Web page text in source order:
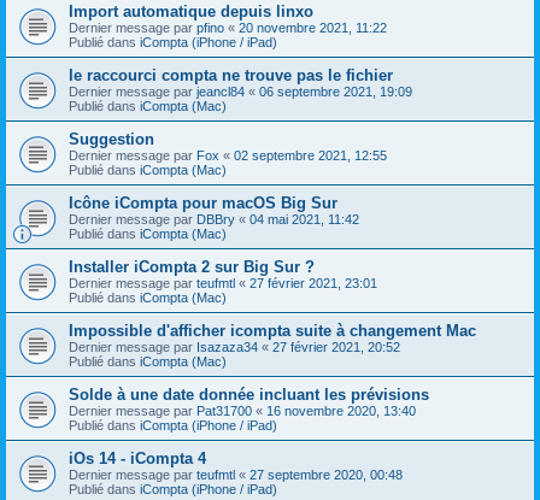
Import automatique depuis linxo
Dernier message par pfino « 20 novembre 2021, 11:22
Publié dans iCompta (iPhone / iPad)
le raccourci compta ne trouve pas le fichier
Dernier message par jeancl84 « 06 septembre 2021, 19:09
Publié dans iCompta (Mac)
Suggestion
Dernier message par Fox « 02 septembre 2021, 12:55
Publié dans iCompta (Mac)
Icône iCompta pour macOS Big Sur
Dernier message par DBBry « 04 mai 2021, 11:42
Publié dans iCompta (Mac)
Installer iCompta 2 sur Big Sur ?
Dernier message par teufmtl « 27 février 2021, 23:01
Publié dans iCompta (Mac)
Impossible d'afficher icompta suite à changement Mac
Dernier message par Isazaza34 « 27 février 2021, 20:52
Publié dans iCompta (Mac)
Solde à une date donnée incluant les prévisions
Dernier message par Pat31700 « 16 novembre 2020, 13:40
Publié dans iCompta (iPhone / iPad)
iOs 14 - iCompta 4
Dernier message par teufmtl « 27 septembre 2020, 00:48
Publié dans iCompta (iPhone / iPad)